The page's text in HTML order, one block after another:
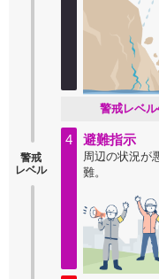
警戒
レベル
警戒レベ
4 避難指示
周辺の状況が
難。